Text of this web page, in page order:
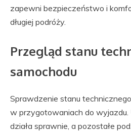
zapewni bezpieczeństwo i
długiej podróży.
Przegląd stanu
samochodu
Sprawdzenie stanu
w przygotowaniach do wyjazdu.
działa sprawnie, a pozostałe